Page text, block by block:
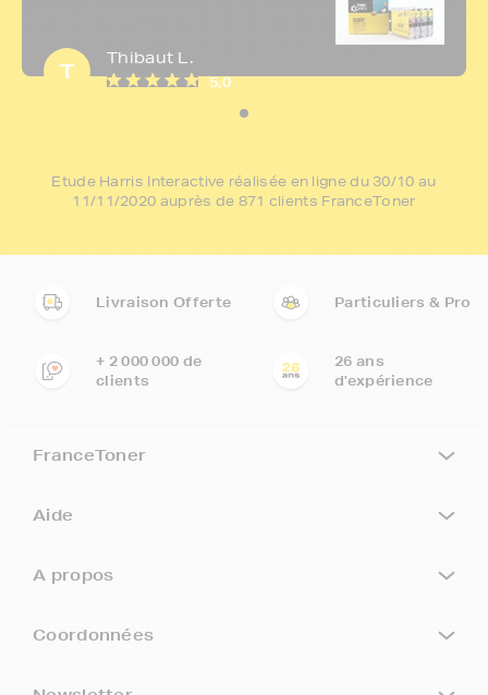
T
Thibaut L.
5,0
Etude Harris Interactive réalisée en ligne du 30/10 au
11/11/2020 auprès de 871 clients FranceToner
Livraison Offerte Particuliers & Pro
+ 2 000 000 de
clients
26 ans
d'expérience
FranceToner
Aide
A propos
Coordonnées